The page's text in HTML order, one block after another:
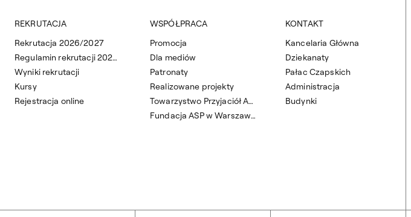
REKRUTACJA
Rekrutacja 2026/2027
Regulamin rekrutacji 2026/2027
Wyniki rekrutacji
Kursy
Rejestracja online
WSPÓŁPRACA
Promocja
Dla mediów
Patronaty
Realizowane projekty
Towarzystwo Przyjaciół ASP
Fundacja ASP w Warszawie
KONTAKT
Kancelaria Główna
Dziekanaty
Pałac Czapskich
Administracja
Budynki